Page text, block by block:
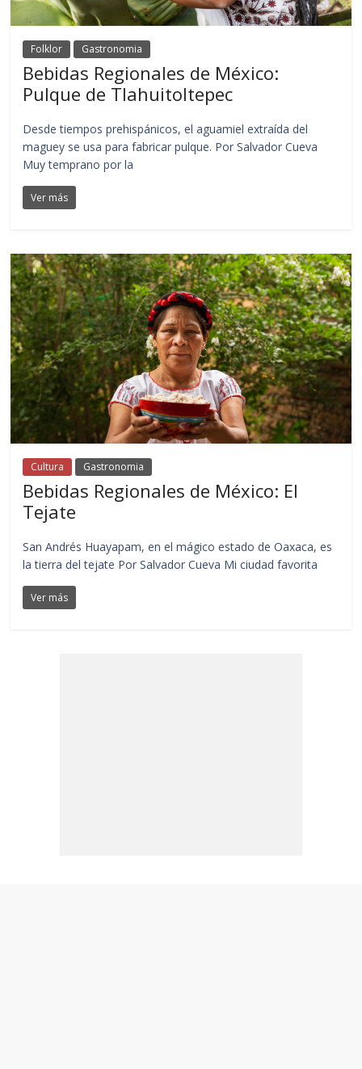
Folklor Gastronomia
Bebidas Regionales de México:
Pulque de Tlahuitoltepec
Desde tiempos prehispánicos, el aguamiel extraída del
maguey se usa para fabricar pulque. Por Salvador Cueva
Muy temprano por la
Ver más
Cultura Gastronomia
Bebidas Regionales de México: El
Tejate
San Andrés Huayapam, en el mágico estado de Oaxaca, es
la tierra del tejate Por Salvador Cueva Mi ciudad favorita
Ver más